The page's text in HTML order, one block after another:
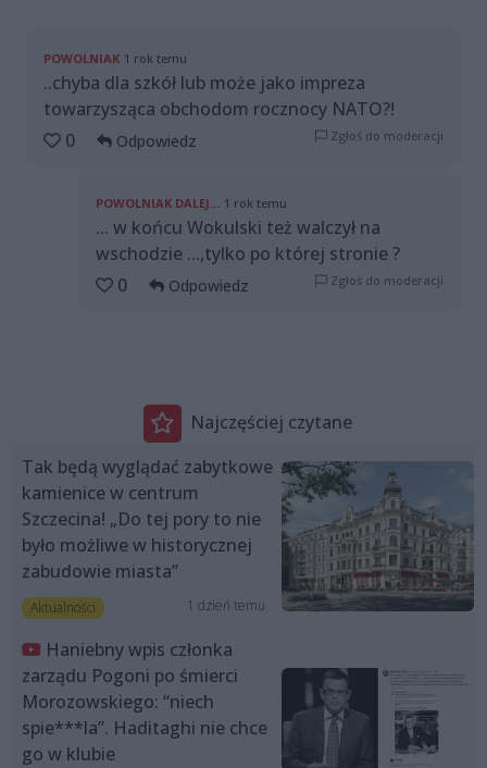
POWOLNIAK 1 rok temu
..chyba dla szkół lub może jako impreza
towarzysząca obchodom rocznocy NATO?!
0
Odpowiedz Zgłoś do moderacji
POWOLNIAK DALEJ... 1 rok temu
... w końcu Wokulski też walczył na
wschodzie ...,tylko po której stronie ?
0
Odpowiedz Zgłoś do moderacji
Najczęściej czytane
Tak będą wyglądać zabytkowe
kamienice w centrum
Szczecina! „Do tej pory to nie
było możliwe w historycznej
zabudowie miasta”
Aktualności 1 dzień temu
Haniebny wpis członka
zarządu Pogoni po śmierci
Morozowskiego: “niech
spie***la”. Haditaghi nie chce
go w klubie